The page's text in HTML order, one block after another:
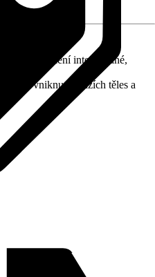
Fog, Osvětlení integrované,
před vniknutím cizích těles a